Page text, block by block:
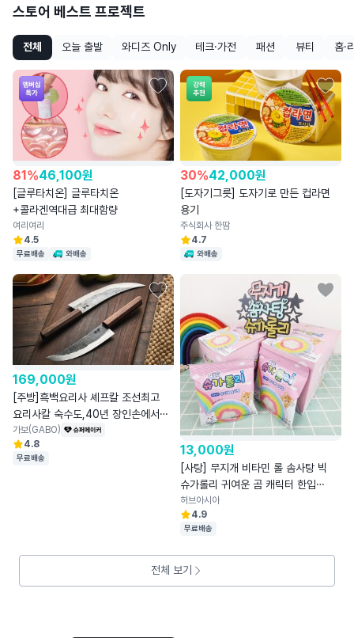
스토어 베스트 프로젝트
전체 오늘 출발 와디즈 Only 테크·가전 패션 뷰티 홈·
81%46,100원
[글루타치온] 글루타치온
+콜라겐역대급 최대함량
여리여리
4.5
무료배송 와배송
30%42,000원
[도자기그릇] 도자기로 만든 컵라면
용기
주식회사 한땀
4.7
와배송
169,000원
[주방]흑백요리사 셰프칼 조선최고
요리사칼 숙수도,40년 장인손에서
부활
가보(GABO)
4.8
무료배송
13,000원
[사탕] 무지개 비타민 롤 솜사탕 빅
슈가롤리 귀여운 곰 캐릭터 한입
레인보우
허브아시아
4.9
무료배송
전체 보기